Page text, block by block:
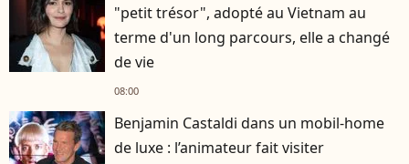
"petit trésor", adopté au Vietnam au
terme d'un long parcours, elle a changé
de vie
08:00
Benjamin Castaldi dans un mobil-home
de luxe : l’animateur fait visiter